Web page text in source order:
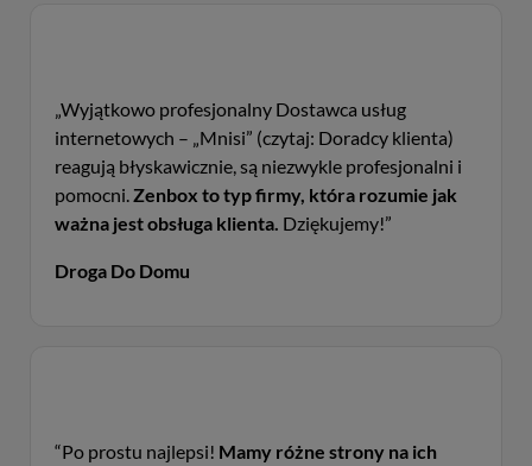
„Wyjątkowo profesjonalny Dostawca usług
internetowych – „Mnisi” (czytaj: Doradcy klienta)
reagują błyskawicznie, są niezwykle profesjonalni i
pomocni.Zenbox to typ firmy, która rozumie jak
ważna jest obsługa klienta. Dziękujemy!”
Droga Do Domu
“Po prostu najlepsi! Mamy różne strony na ich